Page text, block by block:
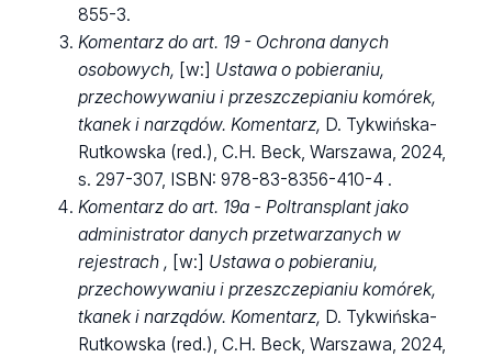
855-3.
Komentarz do art. 19 - Ochrona danych
osobowych, [w:] Ustawa o pobieraniu,
przechowywaniu i przeszczepianiu komórek,
tkanek i narządów. Komentarz, D. Tykwińska-
Rutkowska (red.), C.H. Beck, Warszawa, 2024,
s. 297-307, ISBN: 978-83-8356-410-4 .
Komentarz do art. 19a -Poltransplant jako
administrator danych przetwarzanych w
rejestrach , [w:] Ustawa o pobieraniu,
przechowywaniu i przeszczepianiu komórek,
tkanek i narządów. Komentarz, D. Tykwińska-
Rutkowska (red.), C.H. Beck, Warszawa, 2024,